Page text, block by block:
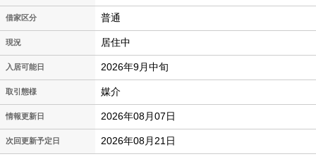
借家区分 普通
現況 居住中
入居可能日 2026年9月中旬
取引態様 媒介
情報更新日 2026年08月07日
次回更新予定日 2026年08月21日